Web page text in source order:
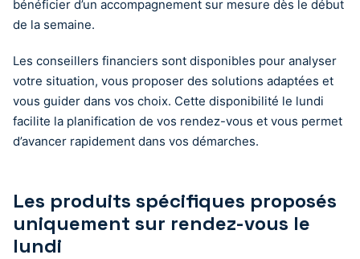
bénéficier d’un accompagnement sur mesure dès le début
de la semaine.
Les conseillers financiers sont disponibles pour analyser
votre situation, vous proposer des solutions adaptées et
vous guider dans vos choix. Cette disponibilité le lundi
facilite la planification de vos rendez-vous et vous permet
d’avancer rapidement dans vos démarches.
Les produits spécifiques proposés
uniquement sur rendez-vous le
lundi